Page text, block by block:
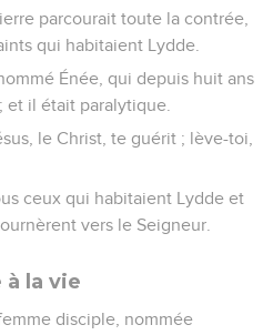
parcourait toute la contrée,
qui habitaient Lydde.
Énée, qui depuis huit ans
il était paralytique.
le Christ, te guérit ; lève-toi,
ceux qui habitaient Lydde et
vers le Seigneur.
à la vie
disciple, nommée